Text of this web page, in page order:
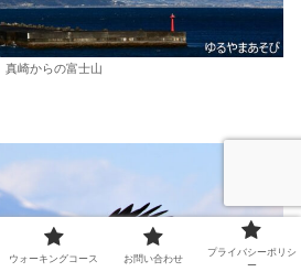
真崎からの富士山
ウォーキングコース お問い合わせ
プライバシーポリシ
ー